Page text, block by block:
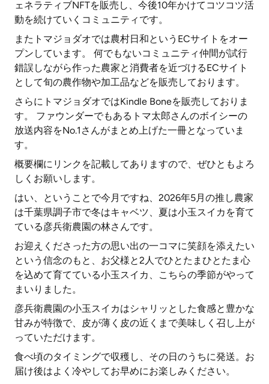
ェネラティブNFTを販売し、今後10年かけてコツコツ活
動を続けていくコミュニティです。
またトマジョダオでは農村日和というECサイトをオー
プンしています。 何でもないコミュニティ仲間が試行
錯誤しながら作った農家と消費者を近づけるECサイト
として旬の農作物や加工品などを販売しております。
さらにトマジョダオではKindle Boneを販売しておりま
す。 ファウンダーでもあるトマ太郎さんのボイシーの
放送内容をNo.1さんがまとめ上げた一冊となっていま
す。
概要欄にリンクを記載してありますので、ぜひともよろ
しくお願いします。
はい、ということで今月ですね、2026年5月の推し農家
は千葉県調子市で冬はキャベツ、夏は小玉スイカを育て
ている彦兵衛農園の林さんです。
お迎えくださった方の思い出の一コマに笑顔を添えたい
という信念のもと、お父様と2人でひとたまひとたま心
を込めて育てている小玉スイカ、こちらの季節がやって
まいりました。
彦兵衛農園の小玉スイカはシャリッとした食感と豊かな
甘みが特徴で、皮が薄く皮の近くまで美味しく召し上が
っていただけます。
食べ頃のタイミングで収穫し、その日のうちに発送。お
届け後はよく冷やしてお早めにお楽しみください。